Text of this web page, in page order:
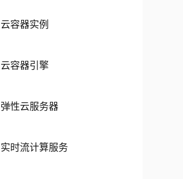
云容器实例
云容器引擎
弹性云服务器
实时流计算服务